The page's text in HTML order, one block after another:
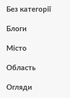
Без категорії
Блоги
Місто
Область
Огляди